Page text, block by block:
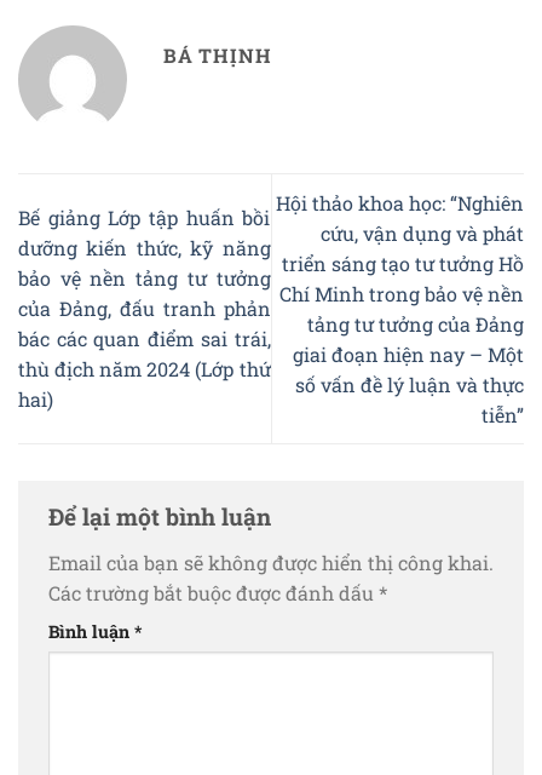
BÁ THỊNH
Bế giảng Lớp tập huấn bồi
dưỡng kiến thức, kỹ năng
bảo vệ nền tảng tư tưởng
của Đảng, đấu tranh phản
bác các quan điểm sai trái,
thù địch năm 2024 (Lớp thứ
hai)
Hội thảo khoa học: “Nghiên
cứu, vận dụng và phát
triển sáng tạo tư tưởng Hồ
Chí Minh trong bảo vệ nền
tảng tư tưởng của Đảng
giai đoạn hiện nay – Một
số vấn đề lý luận và thực
tiễn”
Để lại một bình luận
Email của bạn sẽ không được hiển thị công khai.
Các trường bắt buộc được đánh dấu *
Bình luận *